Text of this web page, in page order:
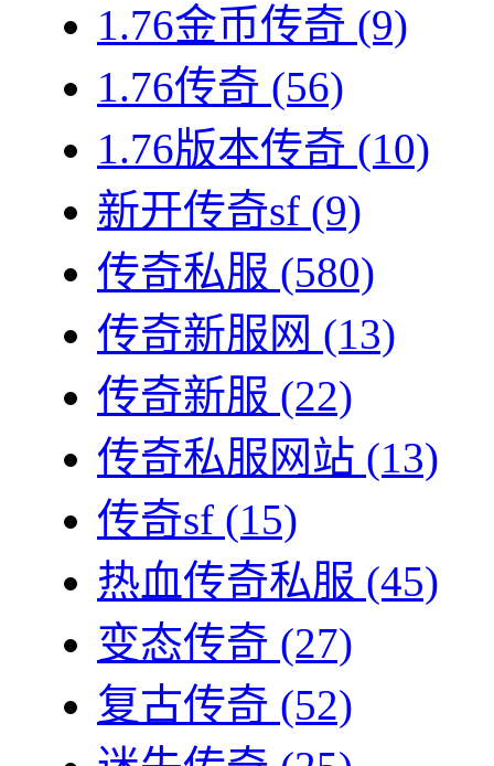
1.76金币传奇 (9)
1.76传奇 (56)
1.76版本传奇 (10)
新开传奇sf (9)
传奇私服 (580)
传奇新服网 (13)
传奇新服 (22)
传奇私服网站 (13)
传奇sf (15)
热血传奇私服 (45)
变态传奇 (27)
复古传奇 (52)